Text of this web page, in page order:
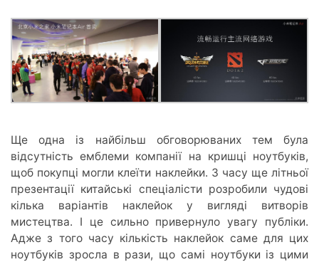
Ще одна із найбільш обговорюваних тем була
відсутність емблеми компанії на кришці ноутбуків,
щоб покупці могли клеїти наклейки. З часу ще літньої
презентації китайські спеціалісти розробили чудові
кілька варіантів наклейок у вигляді витворів
мистецтва. І це сильно привернуло увагу публіки.
Адже з того часу кількість наклейок саме для цих
ноутбуків зросла в рази, що самі ноутбуки із цими